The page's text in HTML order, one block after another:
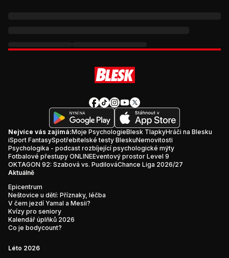
Nejvíce vás zajímá:Moje PsychologieBlesk TlapkyHráči na Blesku
iSport FantasySpotřebitelské testy BleskuNemovitosti
Psychologika - podcast rozbíjející psychologické mýty
Fotbalové přestupy ONLINEEventový prostor Level 9
OKTAGON 92: Szabová vs. PudilováChance Liga 2026/27
Aktuálně
Epicentrum
Neštovice u dětí: Příznaky, léčba
V čem jezdí Yamal a Mesii?
Kvízy pro seniory
Kalendář úplňků 2026
Co je bodycount?
Léto 2026